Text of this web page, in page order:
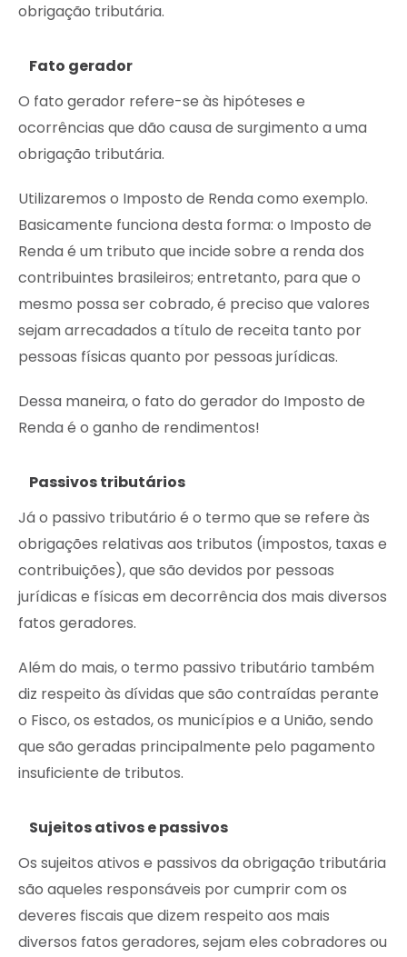
obrigação tributária.
Fato gerador
O fato gerador refere-se às hipóteses e
ocorrências que dão causa de surgimento a uma
obrigação tributária.
Utilizaremos o Imposto de Renda como exemplo.
Basicamente funciona desta forma: o Imposto de
Renda é um tributo que incide sobre a renda dos
contribuintes brasileiros; entretanto, para que o
mesmo possa ser cobrado, é preciso que valores
sejam arrecadados a título de receita tanto por
pessoas físicas quanto por pessoas jurídicas.
Dessa maneira, o fato do gerador do Imposto de
Renda é o ganho de rendimentos!
Passivos tributários
Já o passivo tributário é o termo que se refere às
obrigações relativas aos tributos (impostos, taxas e
contribuições), que são devidos por pessoas
jurídicas e físicas em decorrência dos mais diversos
fatos geradores.
Além do mais, o termo passivo tributário também
diz respeito às dívidas que são contraídas perante
o Fisco, os estados, os municípios e a União, sendo
que são geradas principalmente pelo pagamento
insuficiente de tributos.
Sujeitos ativos e passivos
Os sujeitos ativos e passivos da obrigação tributária
são aqueles responsáveis por cumprir com os
deveres fiscais que dizem respeito aos mais
diversos fatos geradores, sejam eles cobradores ou